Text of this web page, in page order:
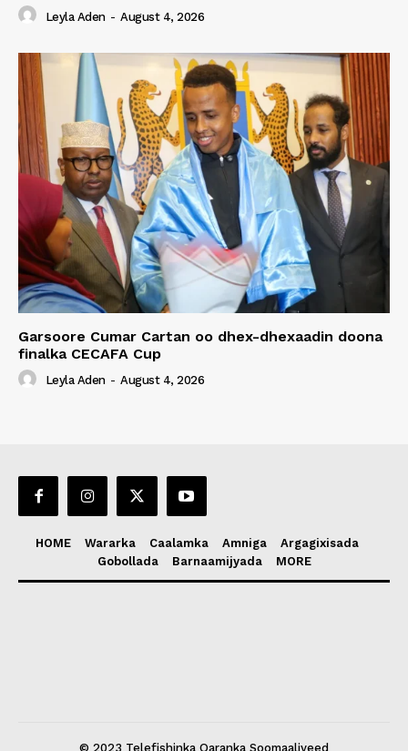
Leyla Aden - August 4, 2026
Garsoore Cumar Cartan oo dhex-dhexaadin doona
finalka CECAFA Cup
Leyla Aden - August 4, 2026
HOME Wararka Caalamka Amniga
Argagixisada
Gobollada
Barnaamijyada MORE
© 2023 Telefishinka Qaranka Soomaaliyeed